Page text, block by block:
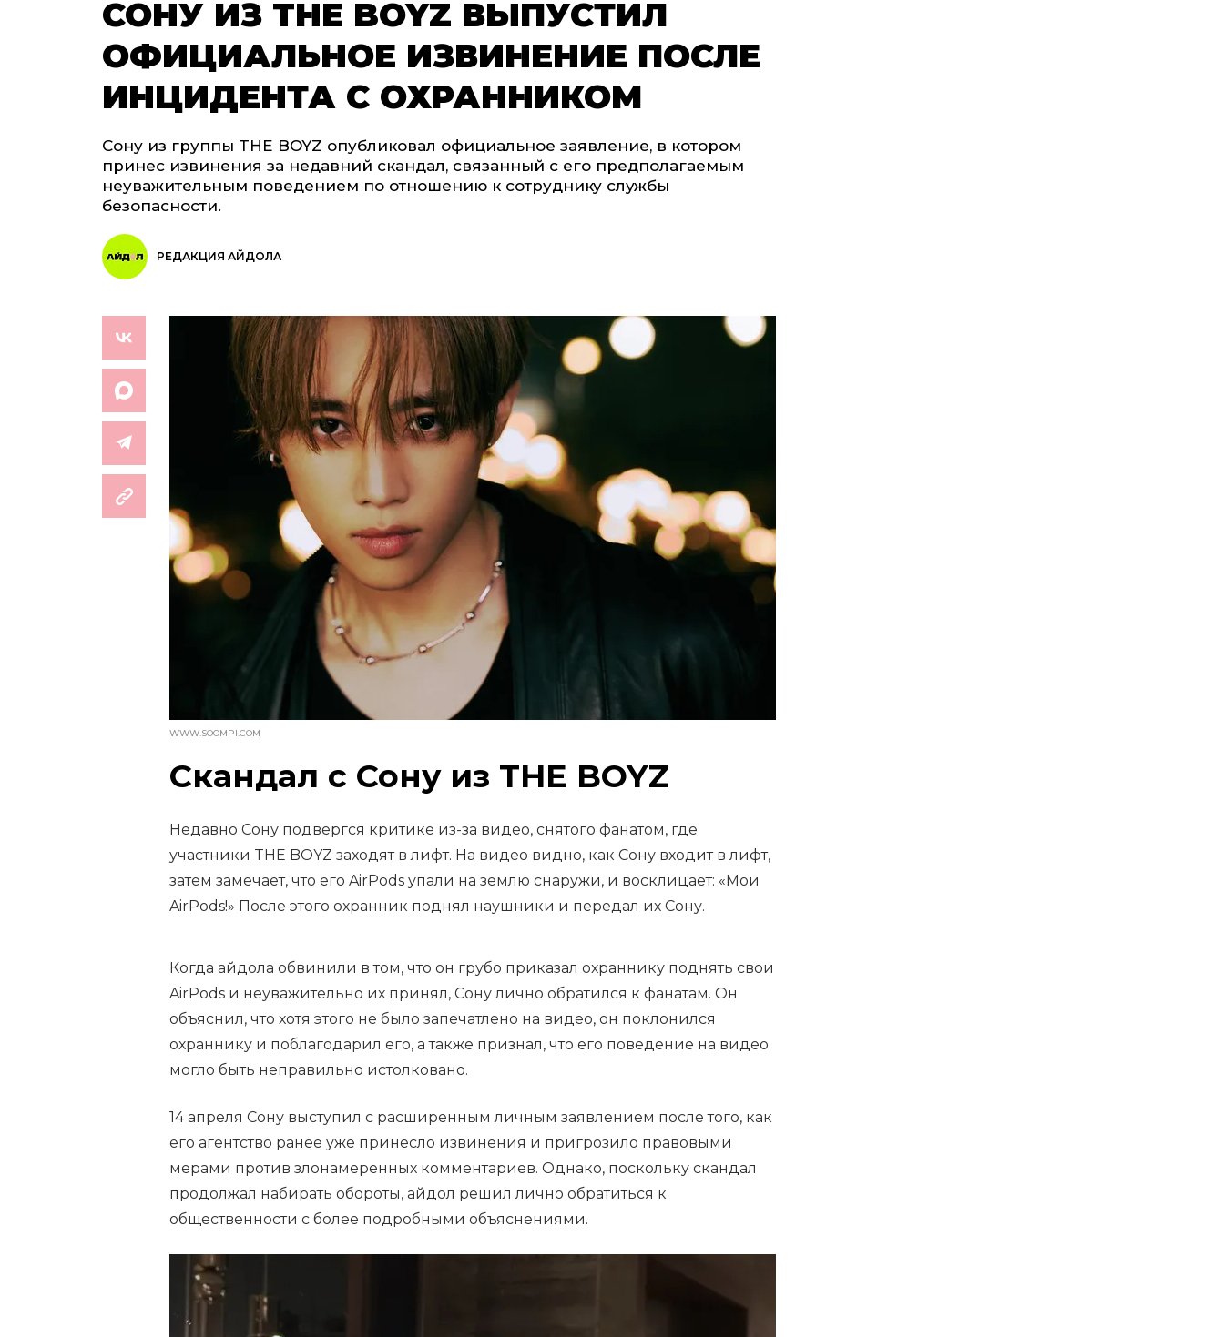
СОНУ ИЗ THE BOYZ ВЫПУСТИЛ
ОФИЦИАЛЬНОЕ ИЗВИНЕНИЕ ПОСЛЕ
ИНЦИДЕНТА С ОХРАННИКОМ
Сону из группы THE BOYZ опубликовал официальное заявление, в котором
принес извинения за недавний скандал, связанный с его предполагаемым
неуважительным поведением по отношению к сотруднику службы
безопасности.
РЕДАКЦИЯ АЙДОЛА
WWW.SOOMPI.COM
Скандал с Сону из THE BOYZ
Недавно Сону подвергся критике из-за видео, снятого фанатом, где
участники THE BOYZ заходят в лифт. На видео видно, как Сону входит в лифт,
затем замечает, что его AirPods упали на землю снаружи, и восклицает: «Мои
AirPods!» После этого охранник поднял наушники и передал их Сону.
Когда айдола обвинили в том, что он грубо приказал охраннику поднять свои
AirPods и неуважительно их принял, Сону лично обратился к фанатам. Он
объяснил, что хотя этого не было запечатлено на видео, он поклонился
охраннику и поблагодарил его, а также признал, что его поведение на видео
могло быть неправильно истолковано.
14 апреля Сону выступил с расширенным личным заявлением после того, как
его агентство ранее уже принесло извинения и пригрозило правовыми
мерами против злонамеренных комментариев. Однако, поскольку скандал
продолжал набирать обороты, айдол решил лично обратиться к
общественности с более подробными объяснениями.